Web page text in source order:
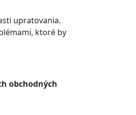
upratovania.
ktoré by
obchodných